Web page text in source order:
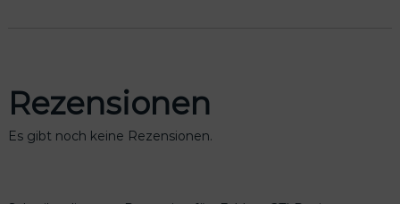
Rezensionen
Es gibt noch keine Rezensionen.